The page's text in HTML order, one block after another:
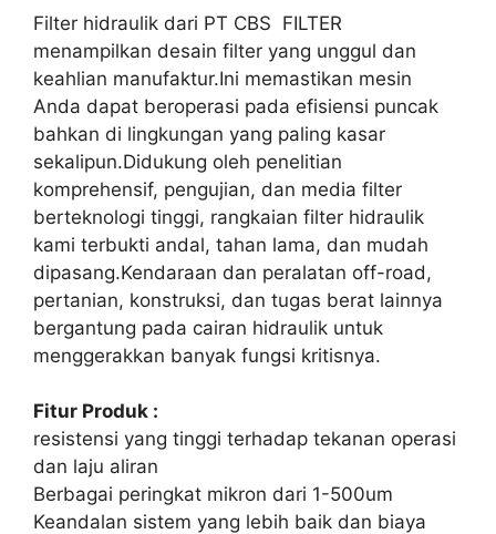
Filter hidraulik dari PT CBS FILTER
menampilkan desain filter yang unggul dan
keahlian manufaktur.Ini memastikan mesin
Anda dapat beroperasi pada efisiensi puncak
bahkan di lingkungan yang paling kasar
sekalipun.Didukung oleh penelitian
komprehensif, pengujian, dan media filter
berteknologi tinggi, rangkaian filter hidraulik
kami terbukti andal, tahan lama, dan mudah
dipasang.Kendaraan dan peralatan off-road,
pertanian, konstruksi, dan tugas berat lainnya
bergantung pada cairan hidraulik untuk
menggerakkan banyak fungsi kritisnya.
Fitur Produk :
resistensi yang tinggi terhadap tekanan operasi
dan laju aliran
Berbagai peringkat mikron dari 1-500um
Keandalan sistem yang lebih baik dan biaya